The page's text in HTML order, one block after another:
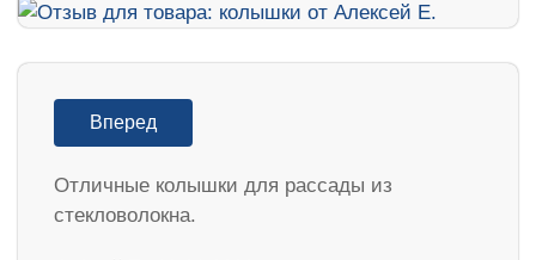
Вперед
Отличные колышки для рассады из
стекловолокна.